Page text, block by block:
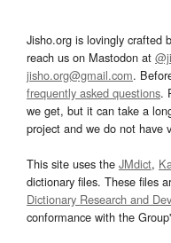
Jisho.org is lovingly crafted
reach us on Mastodon at
jisho.org@gmail.com.
frequently asked questions.
we get, but it can take a
project and we do not have
This site uses the JMdict,
dictionary files. These files
Dictionary Research and
conformance with the